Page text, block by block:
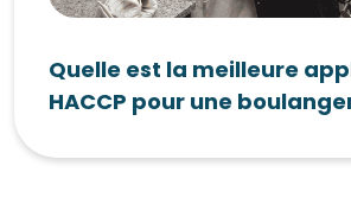
Quelle est la meilleure
HACCP pour une